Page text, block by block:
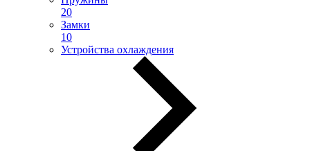
20
Замки
10
Устройства охлаждения